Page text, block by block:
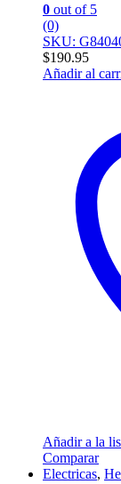
0 out of 5
(0)
SKU:
$190.95
Añadir al
Añadir a la
Comparar
Electricas,